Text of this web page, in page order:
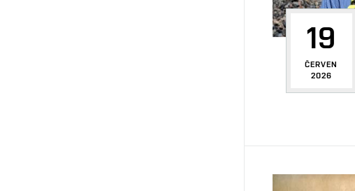
19
ČERVEN
2026